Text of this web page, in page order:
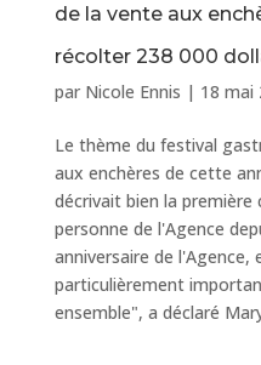
de la vente aux
récolter 238 000
par Nicole Ennis | 18 mai
Le thème du festival
aux enchères de cette
décrivait bien la première
personne de l'Agence
anniversaire de
particulièrement
ensemble", a déclaré